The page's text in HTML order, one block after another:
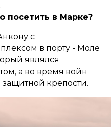
посетить в Марке?
с
в порту - Моле
являлся
а во время войн
крепости.